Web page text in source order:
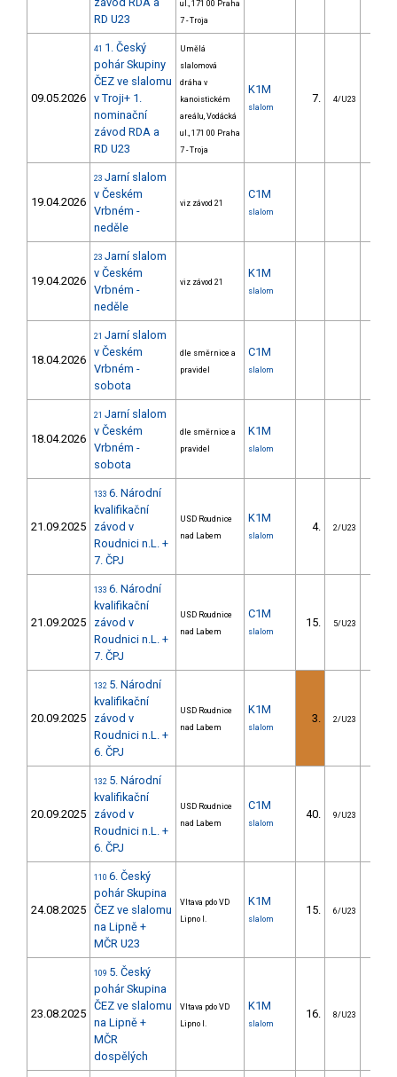
RD U23
ul., 171 00 Praha
7 - Troja
09.05.2026
41 1. Český
pohár Skupiny
ČEZ ve slalomu
v Troji+ 1.
nominační
závod RDA a
RD U23
Umělá
slalomová
dráha v
kanoistickém
areálu, Vodácká
ul., 171 00 Praha
7 - Troja
K1M
slalom
7. 4/U23
19.04.2026
23 Jarní slalom
v Českém
Vrbném -
neděle
viz závod 21
C1M
slalom
19.04.2026
23 Jarní slalom
v Českém
Vrbném -
neděle
viz závod 21
K1M
slalom
18.04.2026
21 Jarní slalom
v Českém
Vrbném -
sobota
dle směrnice a
pravidel
C1M
slalom
18.04.2026
21 Jarní slalom
v Českém
Vrbném -
sobota
dle směrnice a
pravidel
K1M
slalom
21.09.2025
133 6. Národní
kvalifikační
závod v
Roudnici n.L. +
7. ČPJ
USD Roudnice
nad Labem
K1M
slalom
4. 2/U23
21.09.2025
133 6. Národní
kvalifikační
závod v
Roudnici n.L. +
7. ČPJ
USD Roudnice
nad Labem
C1M
slalom
15. 5/U23
20.09.2025
132 5. Národní
kvalifikační
závod v
Roudnici n.L. +
6. ČPJ
USD Roudnice
nad Labem
K1M
slalom
3. 2/U23
20.09.2025
132 5. Národní
kvalifikační
závod v
Roudnici n.L. +
6. ČPJ
USD Roudnice
nad Labem
C1M
slalom
40. 9/U23
24.08.2025
110 6. Český
pohár Skupina
ČEZ ve slalomu
na Lipně +
MČR U23
Vltava pdo VD
Lipno I.
K1M
slalom
15. 6/U23
23.08.2025
109 5. Český
pohár Skupina
ČEZ ve slalomu
na Lipně +
MČR
dospělých
Vltava pdo VD
Lipno I.
K1M
slalom
16. 8/U23